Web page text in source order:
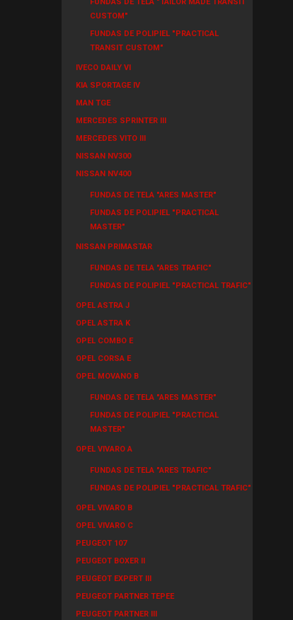
CUSTOM"
FUNDAS DE POLIPIEL "PRACTICAL
TRANSIT CUSTOM"
IVECO DAILY VI
KIA SPORTAGE IV
MAN TGE
MERCEDES SPRINTER III
MERCEDES VITO III
NISSAN NV300
NISSAN NV400
FUNDAS DE TELA "ARES MASTER"
FUNDAS DE POLIPIEL "PRACTICAL
MASTER"
NISSAN PRIMASTAR
FUNDAS DE TELA "ARES TRAFIC"
FUNDAS DE POLIPIEL "PRACTICAL TRAFIC"
OPEL ASTRA J
OPEL ASTRA K
OPEL COMBO E
OPEL CORSA E
OPEL MOVANO B
FUNDAS DE TELA "ARES MASTER"
FUNDAS DE POLIPIEL "PRACTICAL
MASTER"
OPEL VIVARO A
FUNDAS DE TELA "ARES TRAFIC"
FUNDAS DE POLIPIEL "PRACTICAL TRAFIC"
OPEL VIVARO B
OPEL VIVARO C
PEUGEOT 107
PEUGEOT BOXER II
PEUGEOT EXPERT III
PEUGEOT PARTNER TEPEE
PEUGEOT PARTNER III